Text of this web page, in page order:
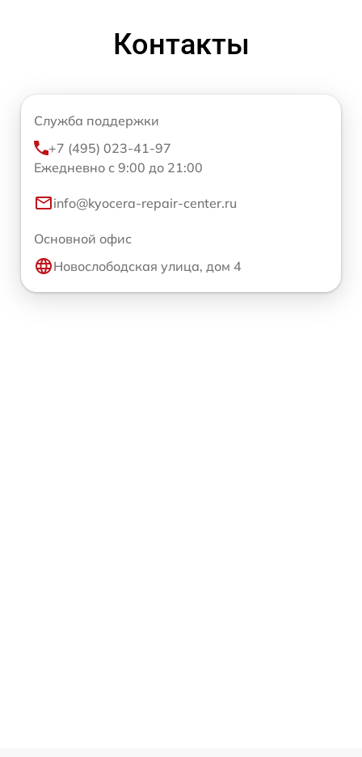
Контакты
Служба поддержки
+7 (495) 023-41-97
Ежедневно с 9:00 до 21:00
info@kyocera-repair-center.ru
Основной офис
Новослободская улица, дом 4